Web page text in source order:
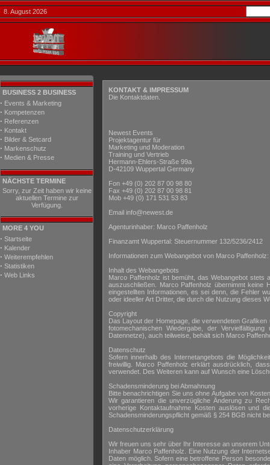
8. August 2026
BUSINESS 2 BUSINESS
· Events & Marketing
· Kompetenzen
· Referenzen
· Kontakt
· Bilder & Setcard
· Markenschutz
· Medien & Presse
NÄCHSTE TERMINE
Sorry, zur Zeit haben wir keine
aktuellen Termine zur
Verfügung.
MORE 4 YOU
· Startseite
· Kalender
· Weiterempfehlen
· Statistiken
· Web Links
KONTAKT & IMPRESSUM
Die Kontaktdaten.
Newest Events
Projektagentur für
Marketing und Moderation
Training und Vertrieb
Hermann-Ehlers-Straße 99a
D-42109 Wuppertal Germany
Fon +49 (0) 202 87 00 98 80
Fax +49 (0) 202 87 00 98 81
Mob +49 (0) 171 531 53 83
Email info@newest.de
Agenturinhaber: Marco Paffenholz
Finanzamt Wuppertal: Steuernummer 132/5236/2412
Informationen zum Webangebot von Marco Paffenholz:
Inhalt des Webangebots
Marco Paffenholz ist bemüht, das Webangebot stets
auszuschließen. Marco Paffenholz übernimmt keine
eingestellten Informationen, es sei denn, die Fehler
oder ideeller Art Dritter, die durch die Nutzung dieses
Copyright
Das Layout der Homepage, die verwendeten
fotomechanischen Wiedergabe, der
Datennetze), auch teilweise, behält sich Marco
Datenschutz
Sofern innerhalb des Internetangebots die
freiwillig. Marco Paffenholz erklärt ausdrücklich,
verwendet. Des Weiteren kann auf Wunsch eine
Schadensminderung bei Abmahnung
Bitte benachrichtigen Sie uns ohne Aufgabe von
Wir garantieren die unverzügliche Änderung zu
vorherige Kontaktaufnahme Kosten auslösen und
Schadensminderungspflicht gemäß § 254 BGB nicht
Datenschutzerklärung
Wir freuen uns sehr über Ihr Interesse an unserem
Inhaber Marco Paffenholz. Eine Nutzung der
Daten möglich. Sofern eine betroffene Person